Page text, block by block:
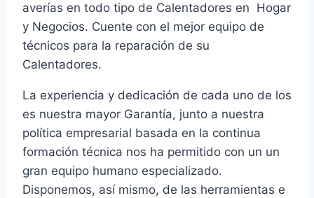
averías en todo tipo de Calentadores en Hogar
y Negocios. Cuente con el mejor equipo de
técnicos para la reparación de su
Calentadores.
La experiencia y dedicación de cada uno de los
es nuestra mayor Garantía, junto a nuestra
política empresarial basada en la continua
formación técnica nos ha permitido con un un
gran equipo humano especializado.
Disponemos, así mismo, de las herramientas e